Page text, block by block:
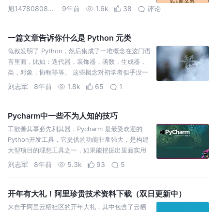
简要介绍各层的作用。
旭1478080873000 9年前 1.6k 38 评论
一篇文章告诉你什么是 Python 元类
龟叔发明了 Python，然后集成了一堆概念在这门语
言里面，比如：迭代器，装饰器，函数，生成器，
类，对象，协程等等。 这些概念对初学者似乎没一
个好懂的，不过还有比这更难的概念，它是 Python
刘志军 8年前 1.8k 65 1
Pycharm中一些不为人知的技巧
工欲善其事必先利其器，Pycharm 是最受欢迎的
Python开发工具，它提供的功能非常强大，是构建
大型项目的理想工具之一，如果能挖掘出里面实用
技巧，能带来事半功倍的效果。 以下操作都是基于
刘志军 8年前 5.3k 93 5
开年有大礼！阿里珍贵技术资料下载（双日更新中）
来自于阿里云栖社区的开年大礼，其中包含了云栖